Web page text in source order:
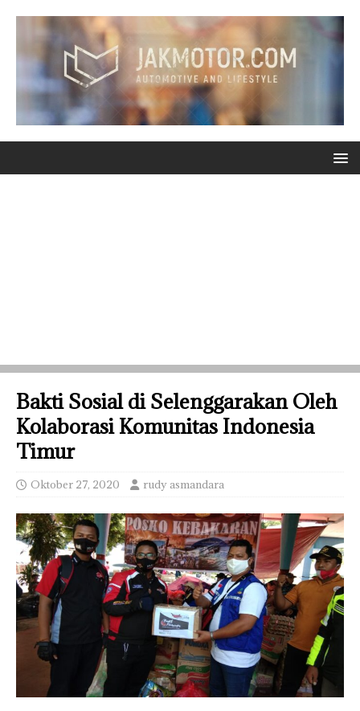
Bakti Sosial di Selenggarakan Oleh
Kolaborasi Komunitas Indonesia
Timur
Oktober 27, 2020 rudy asmandara